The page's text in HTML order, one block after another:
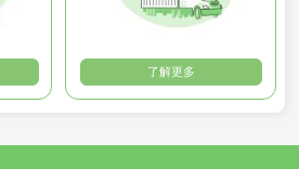
了解更多